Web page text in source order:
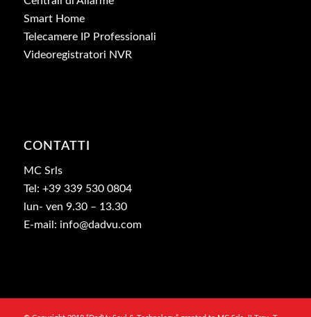
Smart Home
Telecamere IP Professionali
Videoregistratori NVR
CONTATTI
MC Srls
Tel: +39 339 530 0804
lun- ven 9.30 – 13.30
E-mail: info@dadvu.com